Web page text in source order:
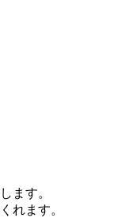
ます。
れます。